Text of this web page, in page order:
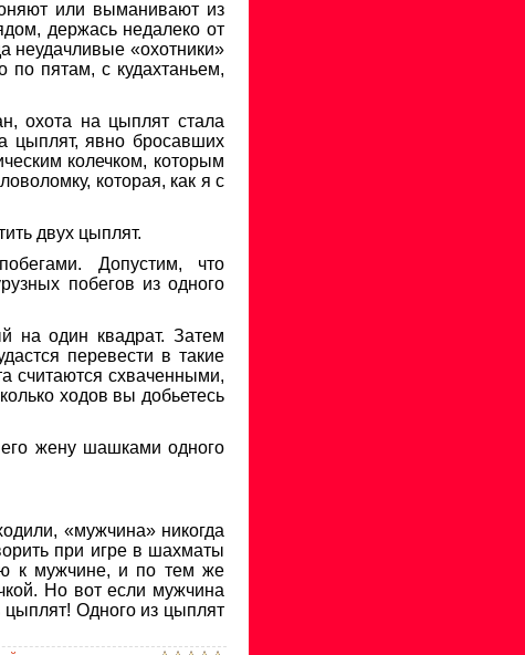
или выманивают из
держась недалеко от
неудачливые «охотники»
по пятам, с кудахтаньем,
охота на цыплят стала
цыплят, явно бросавших
колечком, которым
которая, как я с
двух цыплят.
Допустим, что
побегов из одного
на один квадрат. Затем
перевести в такие
считаются схваченными,
ходов вы добьетесь
жену шашками одного
«мужчина» никогда
при игре в шахматы
к мужчине, и по тем же
Но вот если мужчина
цыплят! Одного из цыплят